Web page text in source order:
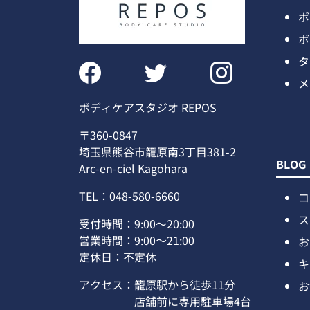
BLOG
ボディケアスタジオ REPOS
〒360-0847
埼玉県熊谷市籠原南3丁目381-2
Arc-en-ciel Kagohara
TEL：048-580-6660
受付時間：9:00～20:00
営業時間：9:00～21:00
定休日：不定休
アクセス： 籠原駅から徒歩11分
店舗前に専用駐車場4台